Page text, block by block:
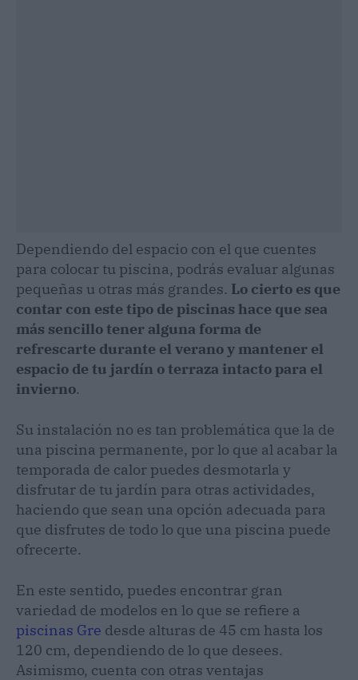
Dependiendo del espacio con el que cuentes
para colocar tu piscina, podrás evaluar algunas
pequeñas u otras más grandes. Lo cierto es que
contar con este tipo de piscinas hace que sea
más sencillo tener alguna forma de
refrescarte durante el verano y mantener el
espacio de tu jardín o terraza intacto para el
invierno.
Su instalación no es tan problemática que la de
una piscina permanente, por lo que al acabar la
temporada de calor puedes desmotarla y
disfrutar de tu jardín para otras actividades,
haciendo que sean una opción adecuada para
que disfrutes de todo lo que una piscina puede
ofrecerte.
En este sentido, puedes encontrar gran
variedad de modelos en lo que se refiere a
piscinas Gre desde alturas de 45 cm hasta los
120 cm, dependiendo de lo que desees.
Asimismo, cuenta con otras ventajas